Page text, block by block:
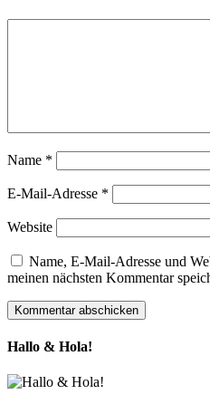
Name *
E-Mail-Adresse *
Website
Name, E-Mail-Adresse und
meinen nächsten Kommentar
Hallo & Hola!